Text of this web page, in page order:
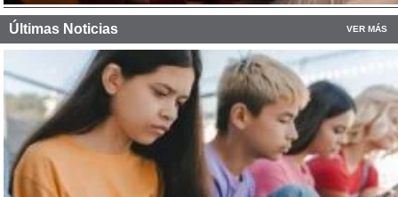
Últimas Noticias VER MÁS